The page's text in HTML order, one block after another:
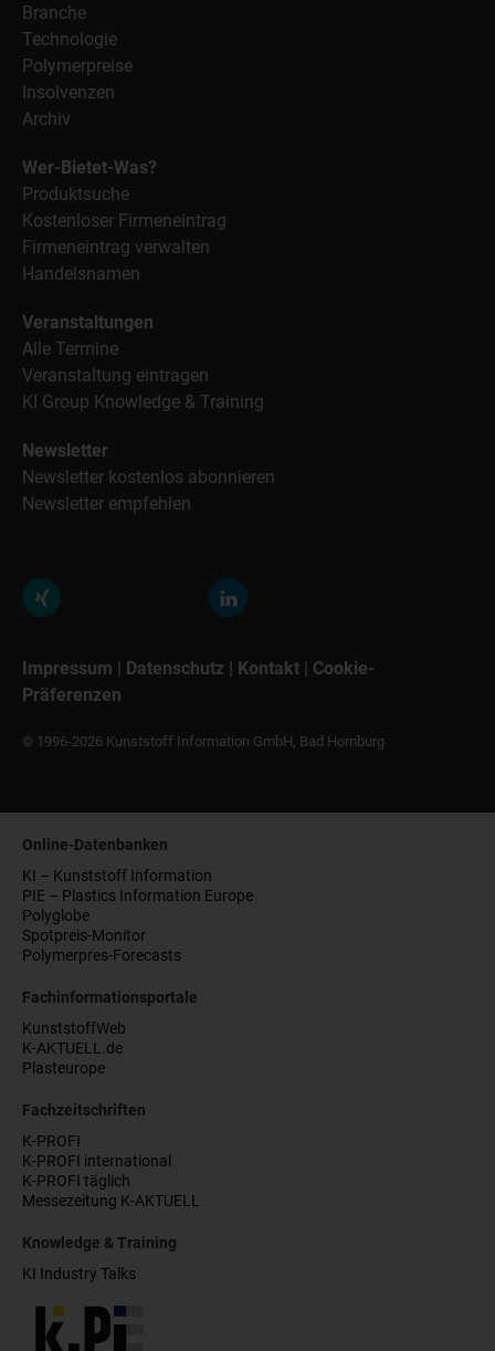
Branche
Technologie
Polymerpreise
Insolvenzen
Archiv
Wer-Bietet-Was?
Produktsuche
Kostenloser Firmeneintrag
Firmeneintrag verwalten
Handelsnamen
Veranstaltungen
Alle Termine
Veranstaltung eintragen
KI Group Knowledge & Training
Newsletter
Newsletter kostenlos abonnieren
Newsletter empfehlen
Impressum | Datenschutz | Kontakt | Cookie-
Präferenzen
© 1996-2026 Kunststoff Information GmbH, Bad Homburg
Online-Datenbanken
KI – Kunststoff Information
PIE – Plastics Information Europe
Polyglobe
Spotpreis-Monitor
Polymerpres-Forecasts
Fachinformationsportale
KunststoffWeb
K-AKTUELL.de
Plasteurope
Fachzeitschriften
K-PROFI
K-PROFI international
K-PROFI täglich
Messezeitung K-AKTUELL
Knowledge & Training
KI Industry Talks